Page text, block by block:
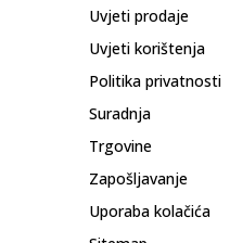
Uvjeti prodaje
Uvjeti korištenja
Politika privatnosti
Suradnja
Trgovine
Zapošljavanje
Uporaba kolačića